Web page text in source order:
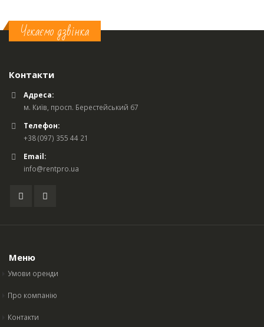
Чекаємо дзвінка
Контакти
Адреса:
м. Київ, просп. Берестейський 67
Телефон:
+38 (097) 355 44 21
Email:
info@rentpro.ua
Меню
Умови оренди
Про компанію
Контакти